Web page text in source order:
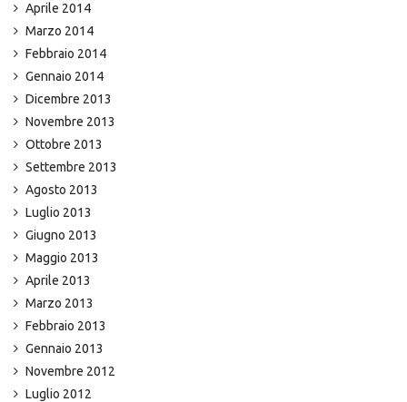
Aprile 2014
Marzo 2014
Febbraio 2014
Gennaio 2014
Dicembre 2013
Novembre 2013
Ottobre 2013
Settembre 2013
Agosto 2013
Luglio 2013
Giugno 2013
Maggio 2013
Aprile 2013
Marzo 2013
Febbraio 2013
Gennaio 2013
Novembre 2012
Luglio 2012